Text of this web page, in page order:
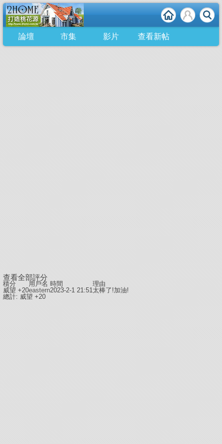
論壇 市集 影片 查看新帖
查看全部評分
積分 用戶名 時間
理由
威望 +20eastern2023-2-1 21:51太棒了!加油!
總計: 威望 +20